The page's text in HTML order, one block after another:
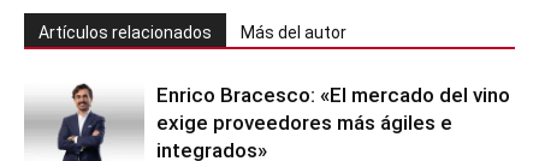
Artículos relacionados Más del autor
Enrico Bracesco: «El mercado del vino
exige proveedores más ágiles e
integrados»